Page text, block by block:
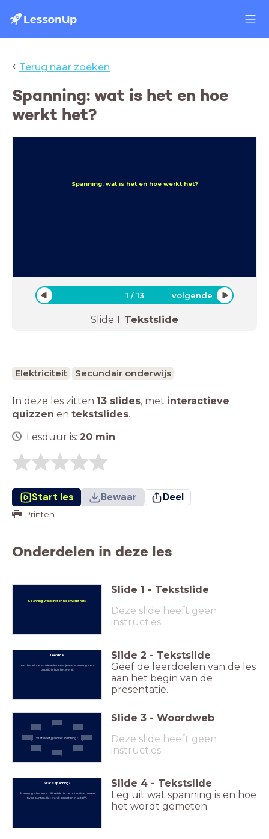
‹ Terug naar zoeken
Spanning: wat is het en hoe
werkt het?
Spanning: wat is het en hoe werkt het?
1 /13 volgende
Slide 1: Tekstslide
Elektriciteit Secundair onderwijs
In deze les zitten 13 slides, met interactieve
quizzen en tekstslides.
Lesduur is: 20 min
Start les Bewaar Deel
Printen
Onderdelen in deze les
Spanning: wat is het en hoe werkt het?
Slide 1 - Tekstslide
Deze slide heeft geen
instructies
Leerdoel
Aan het einde van deze les weet je wat spanning is en
begrijp je hoe het werkt.
Slide 2 - Tekstslide
Geef de leerdoelen van de les
aan het begin van de
presentatie.
Wat weet jij al over spanning?
Slide 3 - Woordweb
Deze slide heeft geen
instructies
Wat is spanning?
Spanning is het verschil in elektrische potentiaal tussen
twee punten. Het wordt gemeten in volts (V).
Slide 4 - Tekstslide
Leg uit wat spanning is en hoe
het wordt gemeten.